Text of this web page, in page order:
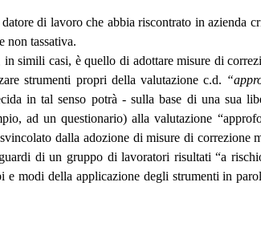
di lavoro che abbia riscontrato in
non tassativa.
simili casi, è quello di adottare misure di
strumenti propri della valutazione c.d.
in tal senso potrà - sulla base di una sua
ad un questionario) alla valutazione
dalla adozione di misure di
di un gruppo di lavoratori risultati “a
modi della applicazione degli strumenti in